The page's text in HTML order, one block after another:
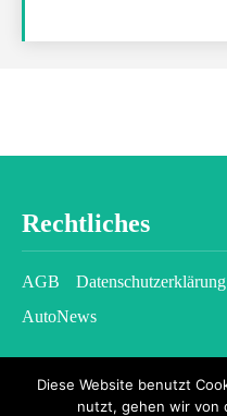
Rechtliches
AGB Datenschutzerklärung
AutoNews
Diese Website benutzt
nutzt, gehen wir von